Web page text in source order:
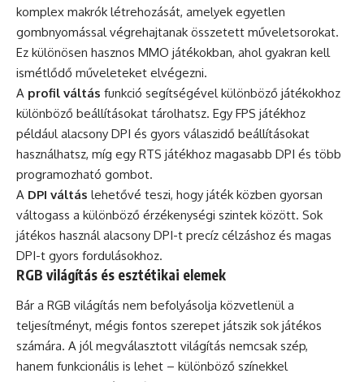
komplex makrók létrehozását, amelyek egyetlen
gombnyomással végrehajtanak összetett műveletsorokat.
Ez különösen hasznos MMO játékokban, ahol gyakran kell
ismétlődő műveleteket elvégezni.
A profil váltás funkció segítségével különböző játékokhoz
különböző beállításokat tárolhatsz. Egy FPS játékhoz
például alacsony DPI és gyors válaszidő beállításokat
használhatsz, míg egy RTS játékhoz magasabb DPI és több
programozható gombot.
A DPI váltás lehetővé teszi, hogy játék közben gyorsan
váltogass a különböző érzékenységi szintek között. Sok
játékos használ alacsony DPI-t precíz célzáshoz és magas
DPI-t gyors fordulásokhoz.
RGB világítás és esztétikai elemek
Bár a RGB világítás nem befolyásolja közvetlenül a
teljesítményt, mégis fontos szerepet játszik sok játékos
számára. A jól megválasztott világítás nemcsak szép,
hanem funkcionális is lehet – különböző színekkel